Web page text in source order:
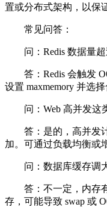
置或分布式架构，以保
常见问答：
问：Redis 数据量超
答：Redis 会触发
设置 maxmemory 并选
问：Web 高并发这类
答：是的，高并发计
加。可通过负载均衡或
问：数据库缓存调
答：不一定，内存有
存，可能导致 swap 或